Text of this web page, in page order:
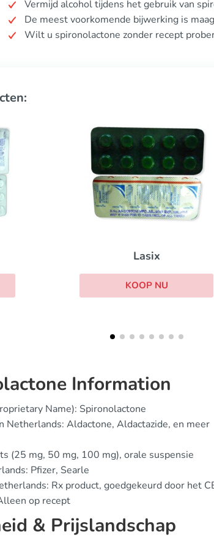
Vermijd alcohol tijdens het gebruik van
De meest voorkomende bijwerking is
Wilt u spironolactone zonder recept
Information
Name): Spironolactone
Netherlands: Aldactone, Aldactazide, en meer
(25 mg, 50 mg, 100 mg), orale suspensie
Pfizer, Searle
Rx product, goedgekeurd door het
op recept
& Prijslandschap